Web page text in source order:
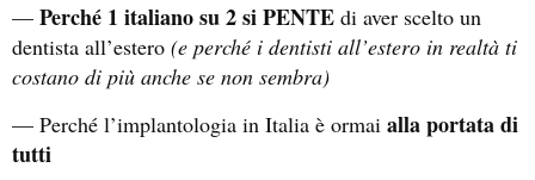
— Perché 1 italiano su 2 si PENTE di aver scelto un
dentista all’estero (e perché i dentisti all’estero in realtà ti
costano di più anche se non sembra)
— Perché l’implantologia in Italia è ormai alla portata di
tutti